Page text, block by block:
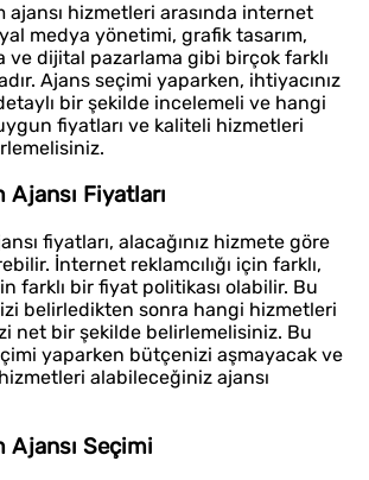
ajansı hizmetleri arasında internet
medya yönetimi, grafik tasarım,
ve dijital pazarlama gibi birçok farklı
Ajans seçimi yaparken, ihtiyacınız
bir şekilde incelemeli ve hangi
fiyatları ve kaliteli hizmetleri
Ajansı Fiyatları
fiyatları, alacağınız hizmete göre
İnternet reklamcılığı için farklı,
farklı bir fiyat politikası olabilir. Bu
belirledikten sonra hangi hizmetleri
net bir şekilde belirlemelisiniz. Bu
yaparken bütçenizi aşmayacak ve
alabileceğiniz ajansı
Ajansı Seçimi